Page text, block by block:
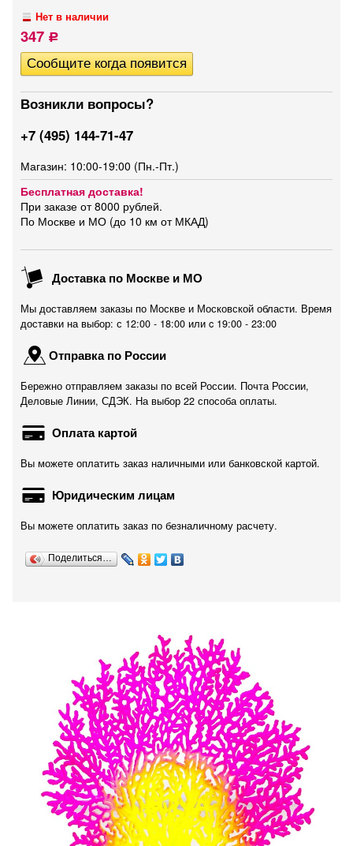
Нет в наличии
347 Р
Возникли вопросы?
+7 (495) 144-71-47
Магазин: 10:00-19:00 (Пн.-Пт.)
Бесплатная доставка!
При заказе от 8000 рублей.
По Москве и МО (до 10 км от МКАД)
Доставка по Москве и МО
Мы доставляем заказы по Москве и Московской области. Время
доставки на выбор: с 12:00 - 18:00 или c 19:00 - 23:00
Отправка по России
Бережно отправляем заказы по всей России. Почта России,
Деловые Линии, СДЭК. На выбор 22 способа оплаты.
Оплата картой
Вы можете оплатить заказ наличными или банковской картой.
Юридическим лицам
Вы можете оплатить заказ по безналичному расчету.
Поделиться…